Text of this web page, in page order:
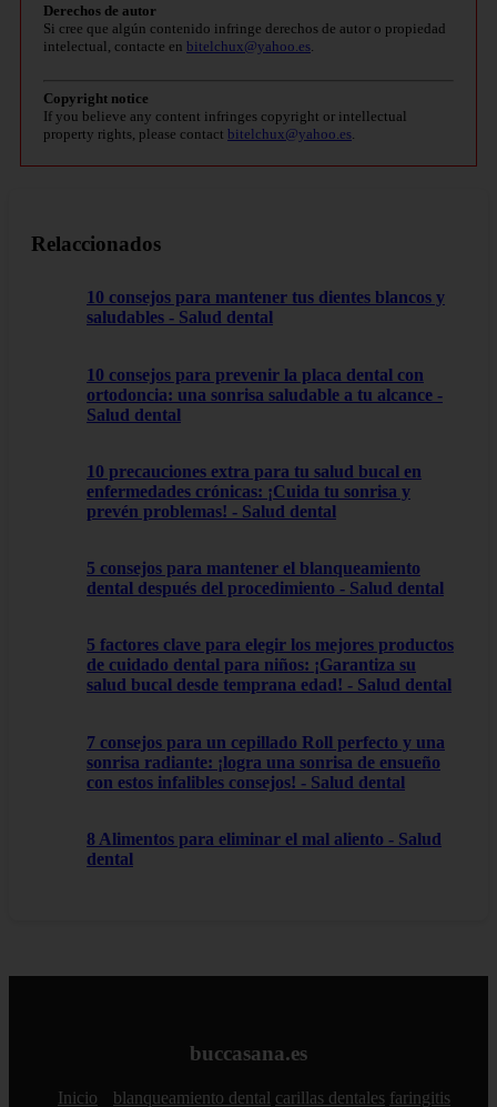
Derechos de autor
Si cree que algún contenido infringe derechos de autor o propiedad
intelectual, contacte en bitelchux@yahoo.es
Copyright notice
If you believe any content infringes copyright or intellectual
property rights, please contact bitelchux@yahoo.es
Relaccionados
10 consejos para mantener tus dientes blancos y
saludables - Salud dental
10 consejos para prevenir la placa dental con
ortodoncia: una sonrisa saludable a tu alcance -
Salud dental
10 precauciones extra para tu salud bucal en
enfermedades crónicas: ¡Cuida tu sonrisa y
prevén problemas! - Salud dental
5 consejos para mantener el blanqueamiento
dental después del procedimiento - Salud dental
5 factores clave para elegir los mejores productos
de cuidado dental para niños: ¡Garantiza su
salud bucal desde temprana edad! - Salud dental
7 consejos para un cepillado Roll perfecto y una
sonrisa radiante: ¡logra una sonrisa de ensueño
con estos infalibles consejos! - Salud dental
8 Alimentos para eliminar el mal aliento - Salud
dental
buccasana.es
Inicio blanqueamiento dental carillas dentales faringitis